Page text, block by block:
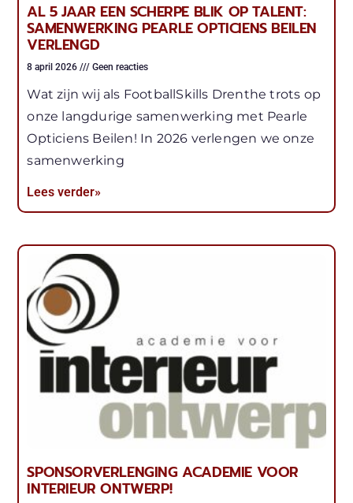
AL 5 JAAR EEN SCHERPE BLIK OP TALENT:
SAMENWERKING PEARLE OPTICIENS BEILEN
VERLENGD
8 april 2026 Geen reacties
Wat zijn wij als FootballSkills Drenthe trots op
onze langdurige samenwerking met Pearle
Opticiens Beilen! In 2026 verlengen we onze
samenwerking
Lees verder»
SPONSORVERLENGING ACADEMIE VOOR
INTERIEUR ONTWERP!